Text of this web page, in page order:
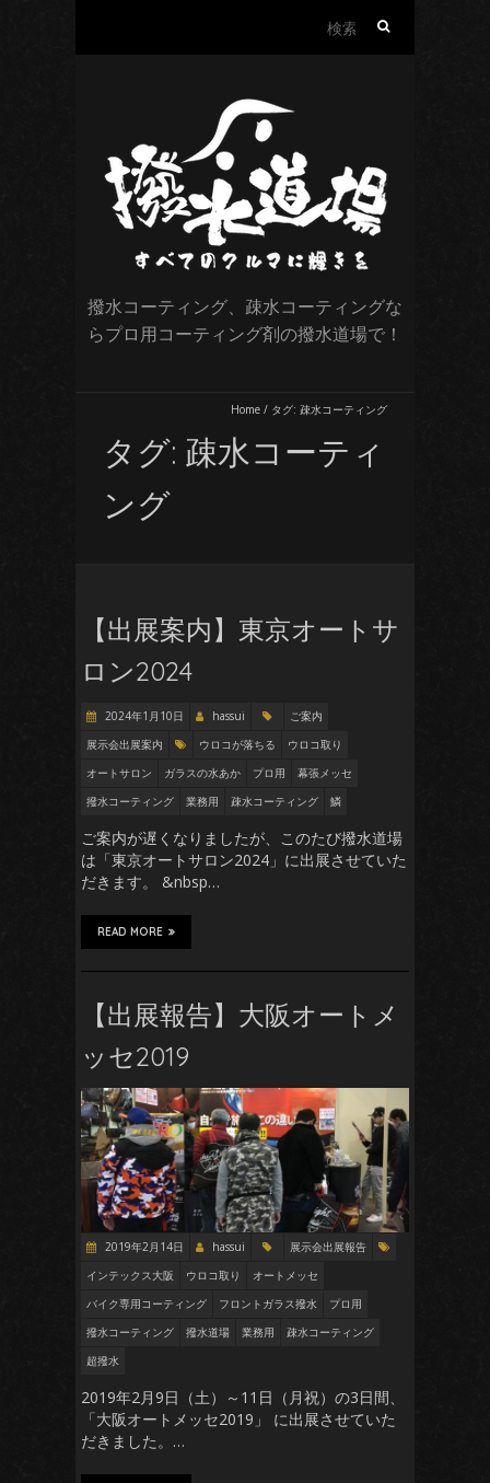
撥水コーティング、疎水コーティングな
らプロ用コーティング剤の撥水道場で！
Home / タグ: 疎水コーティング
タグ: 疎水コーティ
ング
【出展案内】東京オートサ
ロン2024
2024年1月10日 hassui
ご案内
展示会出展案内
ウロコが落ちる
ウロコ取り
オートサロン
ガラスの水あか プロ用
幕張メッセ
撥水コーティング
業務用 疎水コーティング 鱗
ご案内が遅くなりましたが、このたび撥水道場
は「東京オートサロン2024」に出展させていた
だきます。 &nbsp…
READ MORE
【出展報告】大阪オートメ
ッセ2019
2019年2月14日 hassui
展示会出展報告
インテックス大阪
ウロコ取り
オートメッセ
バイク専用コーティング
フロントガラス撥水
プロ用
撥水コーティング
撥水道場 業務用
疎水コーティング
超撥水
2019年2月9日（土）～11日（月祝）の3日間、
「大阪オートメッセ2019」 に出展させていた
だきました。…